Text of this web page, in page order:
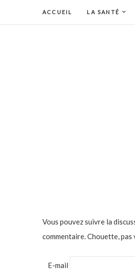
ACCUEIL LA SANTÉ
Vous pouvez suivre la
commentaire. Chouette, pas
E-mail